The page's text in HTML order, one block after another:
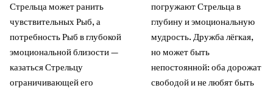
Стрельца может ранить
чувствительных Рыб, а
потребность Рыб в глубокой
эмоциональной близости —
казаться Стрельцу
ограничивающей его
погружают Стрельца в
глубину и эмоциональную
мудрость. Дружба лёгкая,
но может быть
непостоянной: оба дорожат
свободой и не любят быть